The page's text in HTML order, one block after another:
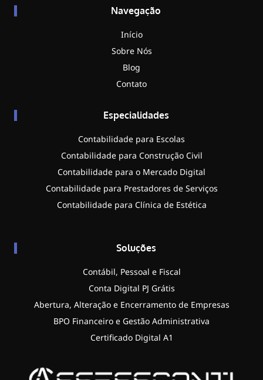
Navegação
Início
Sobre Nós
Blog
Contato
Especialidades
Contabilidade para Escolas
Contabilidade para Construção Civil
Contabilidade para o Mercado Digital
Contabilidade para Prestadores de Serviços
Contabilidade para Clínica de Estética
Soluções
Contábil, Pessoal e Fiscal
Conta Digital PJ Grátis
Abertura, Alteração e Encerramento de Empresas
BPO Financeiro e Gestão Administrativa
Certificado Digital A1